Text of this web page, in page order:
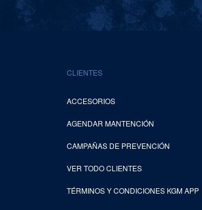
CLIENTES
ACCESORIOS
AGENDAR MANTENCIÓN
CAMPAÑAS DE PREVENCIÓN
VER TODO CLIENTES
TÉRMINOS Y CONDICIONES KGM APP